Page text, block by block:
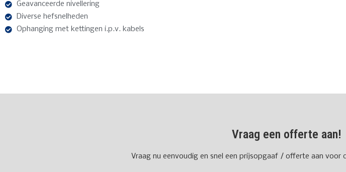
Geavanceerde nivellering
Diverse hefsnelheden
Ophanging met kettingen i.p.v. kabels
Vraag een offerte aan!
Vraag nu eenvoudig en snel een prijsopgaaf / offerte aan